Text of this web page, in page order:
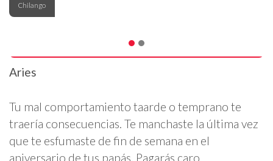
Chilango
Aries
Tu mal comportamiento taarde o temprano te
traería consecuencias. Te manchaste la última vez
que te esfumaste de fin de semana en el
aniversario de tus papás. Pagarás caro